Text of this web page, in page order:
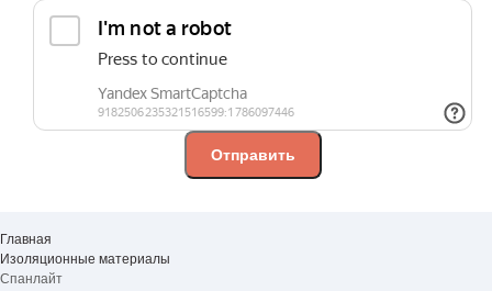
Главная
Изоляционные материалы
Спанлайт